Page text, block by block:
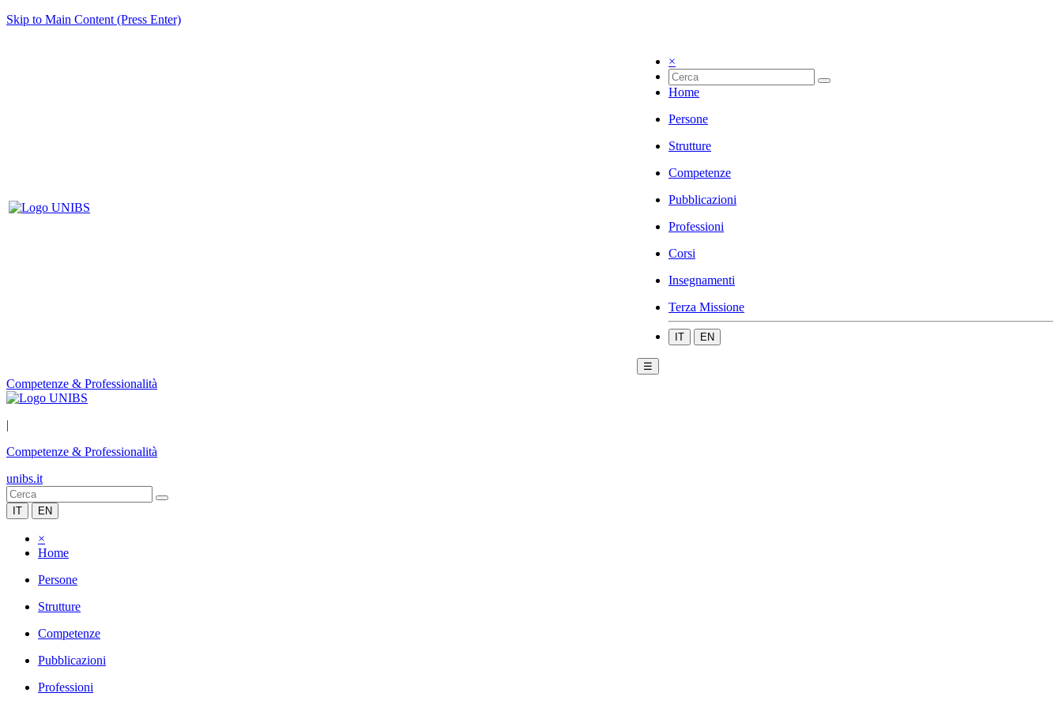
Skip to Main Content (Press Enter)
×
Home
Persone
Strutture
Competenze
Pubblicazioni
Professioni
Corsi
Insegnamenti
Terza Missione
IT EN
☰
Competenze & Professionalità
|
Competenze & Professionalità
unibs.it
IT EN
×
Home
Persone
Strutture
Competenze
Pubblicazioni
Professioni